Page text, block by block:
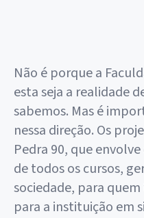
Não é porque a
esta seja a realidade
sabemos. Mas é
nessa direção. Os
Pedra 90, que
de todos os cursos,
sociedade, para
para a instituição em